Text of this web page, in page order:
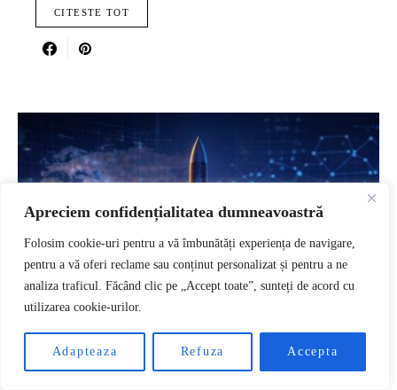
Apreciem confidențialitatea dumneavoastră
Folosim cookie-uri pentru a vă îmbunătăți experiența de navigare,
pentru a vă oferi reclame sau conținut personalizat și pentru a ne
analiza traficul. Făcând clic pe „Accept toate”, sunteți de acord cu
utilizarea cookie-urilor.
Adapteaza Refuza Accepta
CITESTE TOT
RO